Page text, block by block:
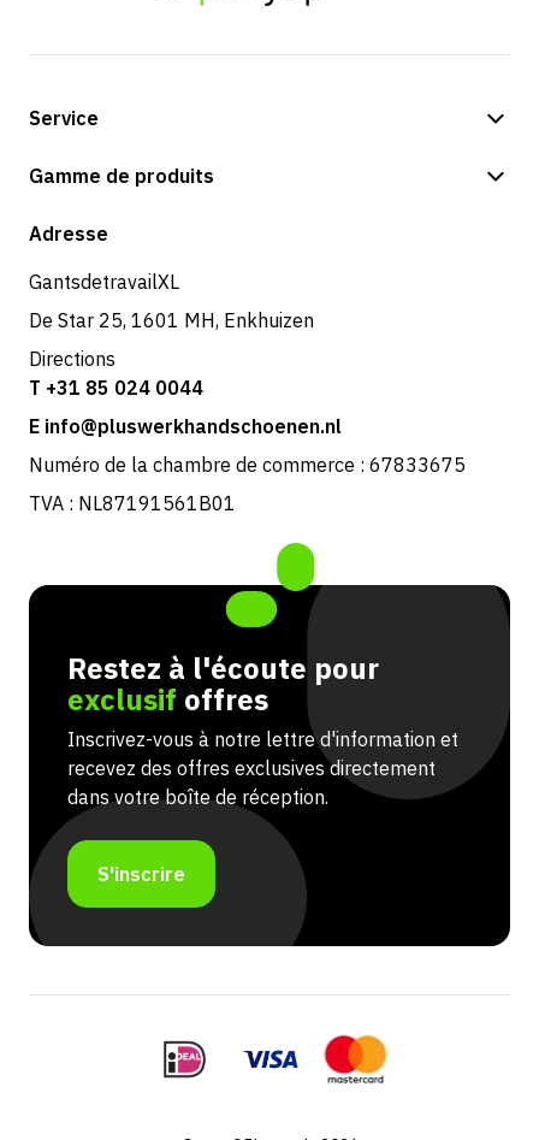
Service
Options de paiement
Gamme de produits
Boutique
Adresse
GantsdetravailXL
De Star 25, 1601 MH, Enkhuizen
Directions
T +31 85 024 0044
E info@pluswerkhandschoenen.nl
Numéro de la chambre de commerce : 67833675
TVA : NL87191561B01
Restez à l'écoute pour
exclusif offres
Inscrivez-vous à notre lettre d'information et
recevez des offres exclusives directement
dans votre boîte de réception.
S'inscrire